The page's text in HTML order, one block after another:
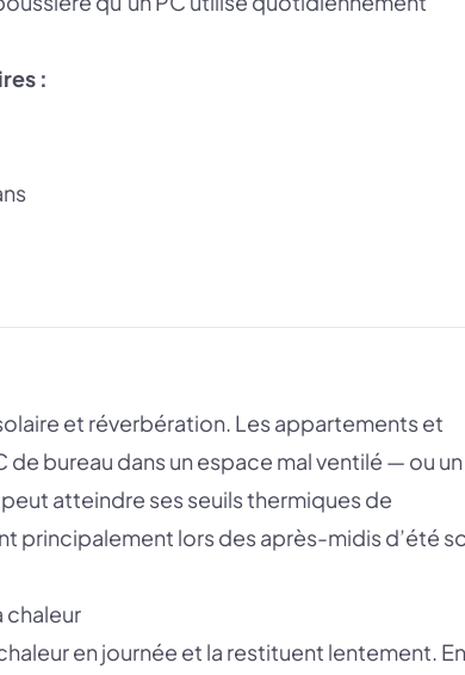
:
et réverbération. Les appartements et
bureau dans un espace mal ventilé — ou un
atteindre ses seuils thermiques de
principalement lors des après-midis d’été
chaleur
en journée et la restituent lentement. En